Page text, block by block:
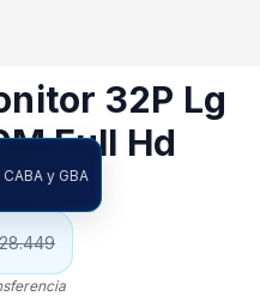
32P Lg
Full Hd
y GBA